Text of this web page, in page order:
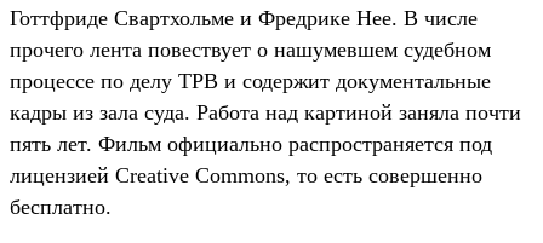
Готтфриде Свартхольме и Фредрике Нее. В числе
прочего лента повествует о нашумевшем судебном
процессе по делу TPB и содержит документальные
кадры из зала суда. Работа над картиной заняла почти
пять лет. Фильм официально распространяется под
лицензией Creative Commons, то есть совершенно
бесплатно.